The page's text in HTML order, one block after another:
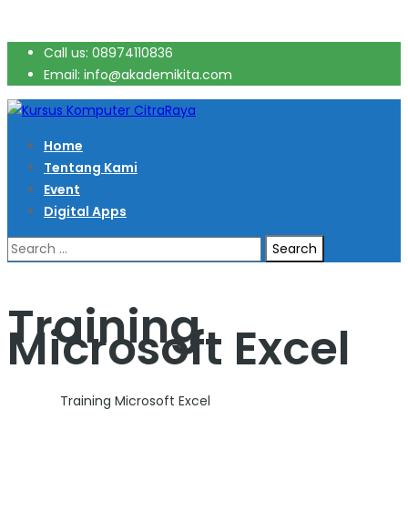
Call us: 08974110836
Email: info@akademikita.com
Home
Tentang Kami
Event
Digital Apps
Search
for:
Training
Microsoft Excel
Training Microsoft Excel